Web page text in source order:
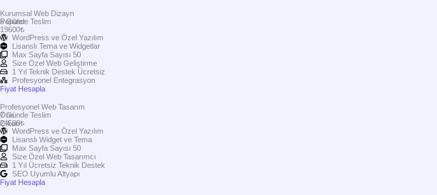
Kurumsal Web Dizayn
Popüler
5 Günde Teslim
19600₺
WordPress ve Özel Yazılım
Lisanslı Tema ve Widgetlar
Max Sayfa Sayısı 50
Size Özel Web Geliştirme
1 Yıl Teknik Destek Ücretsiz
Profesyonel Entegrasyon
Fiyat Hesapla
Profesyonel Web Tasarım
Öne
Çıkan
7 Günde Teslim
24500₺
WordPress ve Özel Yazılım
Lisanslı Widget ve Tema
Max Sayfa Sayısı 50
Size Özel Web Tasarımcı
1 Yıl Ücretsiz Teknik Destek
SEO Uyumlu Altyapı
Fiyat Hesapla